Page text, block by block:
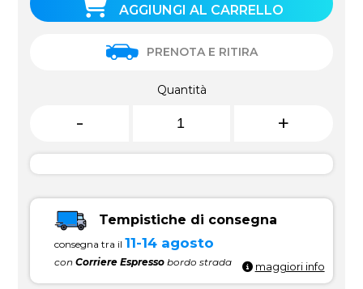
AGGIUNGI AL CARRELLO
PRENOTA E RITIRA
Quantità
- +
Tempistiche di consegna
consegna tra il 11-14 agosto
conCorriere Espresso bordo strada maggiori info